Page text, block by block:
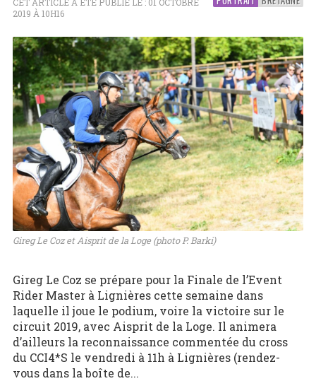
2019 À 10H16
Gireg Le Coz et Aisprit de la Loge (photo P. Barki)
Gireg Le Coz se prépare pour la Finale de l’Event
Rider Master à Lignières cette semaine dans
laquelle il joue le podium, voire la victoire sur le
circuit 2019, avec Aisprit de la Loge. Il animera
d’ailleurs la reconnaissance commentée du cross
du CCI4*S le vendredi à 11h à Lignières (rendez-
vous dans la boîte de...